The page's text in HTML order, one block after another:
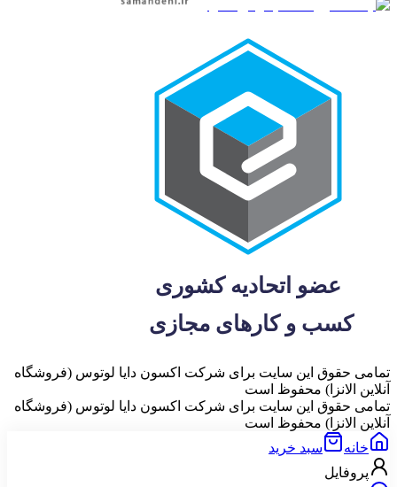
تمامی حقوق این سایت برای شرکت اکسون دایا لوتوس (فروشگاه
آنلاین الانزا) محفوظ است
تمامی حقوق این سایت برای شرکت اکسون دایا لوتوس (فروشگاه
آنلاین الانزا) محفوظ است
خانه
سبد خرید
پروفایل